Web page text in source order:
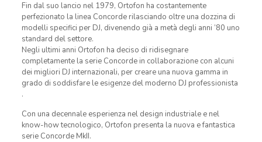
Fin dal suo lancio nel 1979, Ortofon ha costantemente
perfezionato la linea Concorde rilasciando oltre una dozzina di
modelli specifici per DJ, divenendo già a metà degli anni ’80 uno
standard del settore.
Negli ultimi anni Ortofon ha deciso di ridisegnare
completamente la serie Concorde in collaborazione con alcuni
dei migliori DJ internazionali, per creare una nuova gamma in
grado di soddisfare le esigenze del moderno DJ professionista
.
Con una decennale esperienza nel design industriale e nel
know-how tecnologico, Ortofon presenta la nuova e fantastica
serie Concorde MkII.